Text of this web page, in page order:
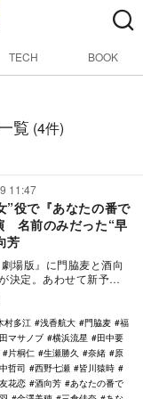
TECH BOOK
覧 (4件)
11:47
”役で『あなたの番で
名前のみだった“早
芳
劇場版』に門脇麦と酒向
決定。あわせて新予告
村多江 浅香航大 門脇麦
福
マサノブ 横浜流星
田中要
片桐仁 生瀬勝久 奈緒
原
哲司 西野七瀬
皆川猿時
花恋 酒向芳
あなたの番で